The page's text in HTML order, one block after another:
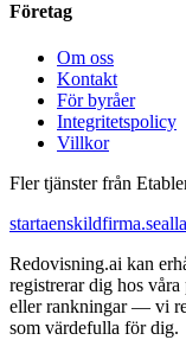
Företag
Om oss
Kontakt
För byråer
Integritetspolicy
Villkor
Fler tjänster från
startaenskildfirma.se
Redovisning.ai kan
registrerar dig hos
eller rankningar — vi
som värdefulla för dig.